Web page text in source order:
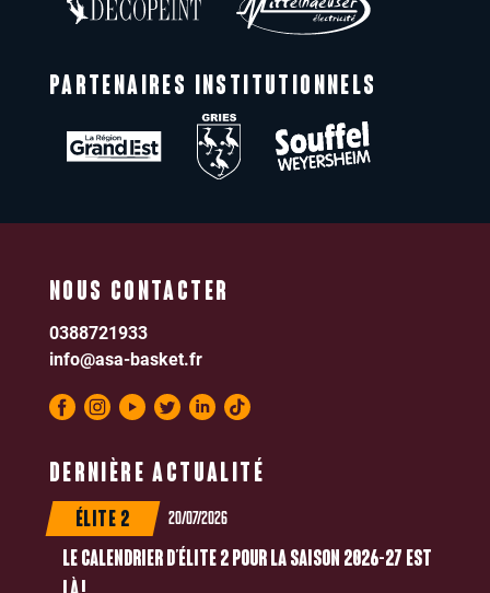
PARTENAIRES INSTITUTIONNELS
DERNIÈRE ACTUALITÉ
ÉLITE 2 20/07/2026
LE CALENDRIER D’ÉLITE 2 POUR LA SAISON 2026-27 EST
NOUS CONTACTER
0388721933
info@asa-basket.fr